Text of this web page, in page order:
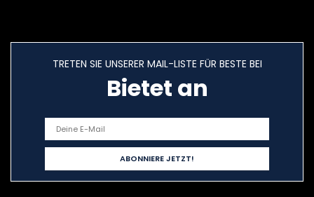
TRETEN SIE UNSERER MAIL-LISTE FÜR BESTE BEI
Bietet an